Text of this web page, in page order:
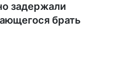
задержали
брать